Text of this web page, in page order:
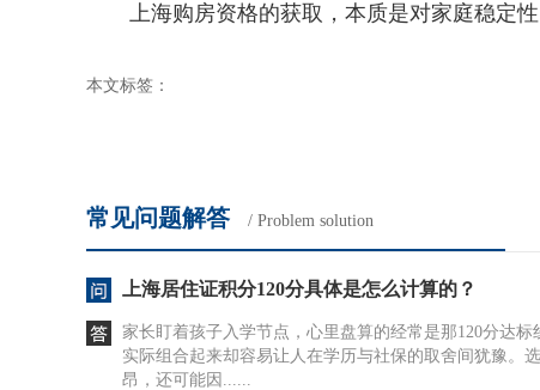
上海购房资格的获取，本质是对家庭稳定性
本文标签：
常见问题解答 / Problem solution
上海居住证积分120分具体是怎么计算的？
家长盯着孩子入学节点，心里盘算的经常是那120分达标
实际组合起来却容易让人在学历与社保的取舍间犹豫。
昂，还可能因......